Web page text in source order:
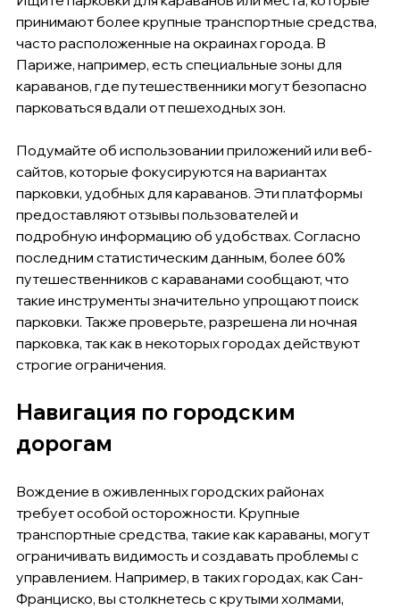
принимают более крупные транспортные средства,
часто расположенные на окраинах города. В
Париже, например, есть специальные зоны для
караванов, где путешественники могут безопасно
парковаться вдали от пешеходных зон.
Подумайте об использовании приложений или веб-
сайтов, которые фокусируются на вариантах
парковки, удобных для караванов. Эти платформы
предоставляют отзывы пользователей и
подробную информацию об удобствах. Согласно
последним статистическим данным, более 60%
путешественников с караванами сообщают, что
такие инструменты значительно упрощают поиск
парковки. Также проверьте, разрешена ли ночная
парковка, так как в некоторых городах действуют
строгие ограничения.
Навигация по городским
дорогам
Вождение в оживленных городских районах
требует особой осторожности. Крупные
транспортные средства, такие как караваны, могут
ограничивать видимость и создавать проблемы с
управлением. Например, в таких городах, как Сан-
Франциско, вы столкнетесь с крутыми холмами,